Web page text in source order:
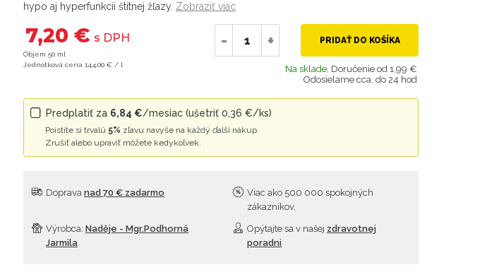
hypo aj hyperfunkcii štítnej žľazy. Zobraziť viac
7,20 € s DPH
Objem 50 ml
Jednotková cena 144,00 € / l
- + PRIDAŤ DO KOŠÍKA
Na sklade, Doručenie od 1,99 €
Odosielame cca. do 24 hod
Predplatiť za 6,84 €/mesiac (ušetriť 0,36 €/ks)
Poistite si trvalú 5% zľavu navyše na každý ďalší nákup.
Zrušiť alebo upraviť môžete kedykoľvek.
Doprava nad 70 € zadarmo
Viac ako 500 000 spokojných
zákazníkov,
Výrobca: Naděje - Mgr.Podhorná
Jarmila
Opýtajte sa v našej zdravotnej
poradni